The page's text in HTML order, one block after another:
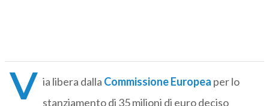
V ia libera dalla Commissione Europea per lo
stanziamento di 35 milioni di euro deciso